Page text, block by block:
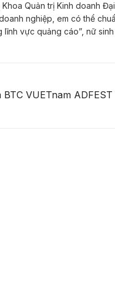
Quản trị Kinh doanh
nghiệp, em có thể
lĩnh vực quảng cáo”, nữ
VUETnam